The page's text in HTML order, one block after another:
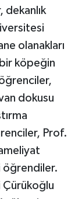
olanakları
bir köpeğin
öğrenciler,
dokusu
Prof.
öğrendiler.
Çürükoğlu